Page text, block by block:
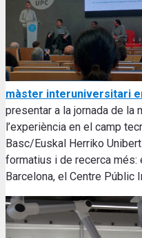
màster interuniversitari
presentar a la jornada de la
l’experiència en el camp
Basc/Euskal Herriko
formatius i de recerca més:
Barcelona, ​​el Centre Públic